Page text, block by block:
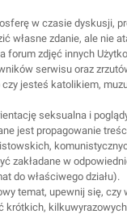
w czasie dyskusji,
własne zdanie, ale nie
forum zdjęć innych
serwisu oraz
czy jesteś katolikiem,
seksualna i
jest propagowanie
zakładane w
do właściwego działu).
temat, upewnij się,
krótkich,